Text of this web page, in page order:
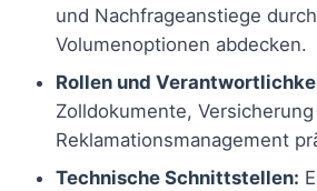
und Nachfrageanstiege durch
Volumenoptionen abdecken.
Rollen und
Zolldokumente,
Reklamationsmanagement
Technische Schnittstellen: